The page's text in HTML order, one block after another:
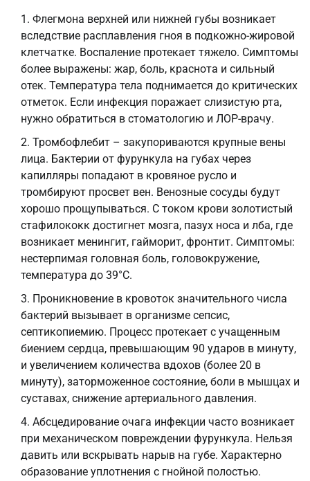
Флегмона верхней или нижней губы возникает
вследствие расплавления гноя в подкожно-жировой
клетчатке. Воспаление протекает тяжело. Симптомы
более выражены: жар, боль, краснота и сильный
отек. Температура тела поднимается до критических
отметок. Если инфекция поражает слизистую рта,
нужно обратиться в стоматологию и ЛОР-врачу.
Тромбофлебит – закупориваются крупные вены
лица. Бактерии от фурункула на губах через
капилляры попадают в кровяное русло и
тромбируют просвет вен. Венозные сосуды будут
хорошо прощупываться. С током крови золотистый
стафилококк достигнет мозга, пазух носа и лба, где
возникает менингит, гайморит, фронтит. Симптомы:
нестерпимая головная боль, головокружение,
температура до 39°С.
Проникновение в кровоток значительного числа
бактерий вызывает в организме сепсис,
септикопиемию. Процесс протекает с учащенным
биением сердца, превышающим 90 ударов в минуту,
и увеличением количества вдохов (более 20 в
минуту), заторможенное состояние, боли в мышцах и
суставах, снижение артериального давления.
Абсцедирование очага инфекции часто возникает
при механическом повреждении фурункула. Нельзя
давить или вскрывать нарыв на губе. Характерно
образование уплотнения с гнойной полостью.